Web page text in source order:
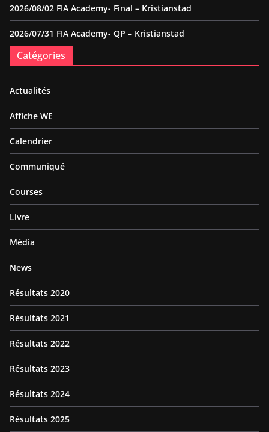
2026/08/02 FIA Academy- Final – Kristianstad
2026/07/31 FIA Academy- QP – Kristianstad
Catégories
Actualités
Affiche WE
Calendrier
Communiqué
Courses
Livre
Média
News
Résultats 2020
Résultats 2021
Résultats 2022
Résultats 2023
Résultats 2024
Résultats 2025